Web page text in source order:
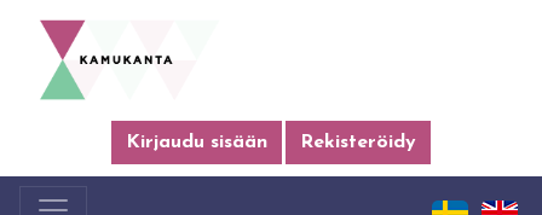
Kirjaudu sisään Rekisteröidy